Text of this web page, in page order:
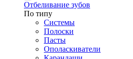
Отбеливание зубов
По типу
Системы
Полоски
Пасты
Ополаскиватели